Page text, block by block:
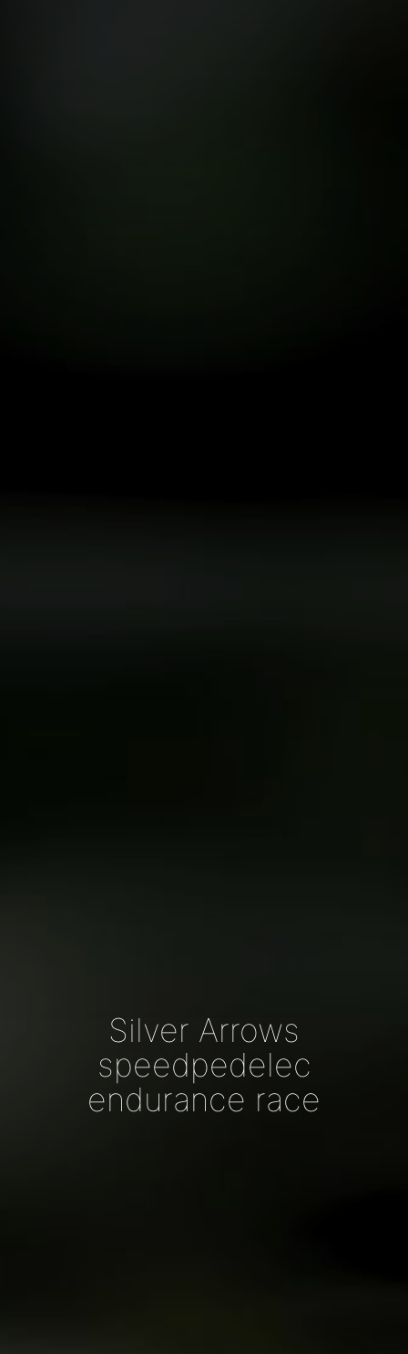
Silver Arrows
speedpedelec
endurance race